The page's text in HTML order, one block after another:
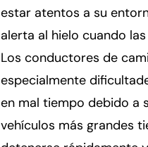
estar atentos a su
alerta al hielo cuando
Los conductores de
especialmente
en mal tiempo debido a
vehículos más grandes